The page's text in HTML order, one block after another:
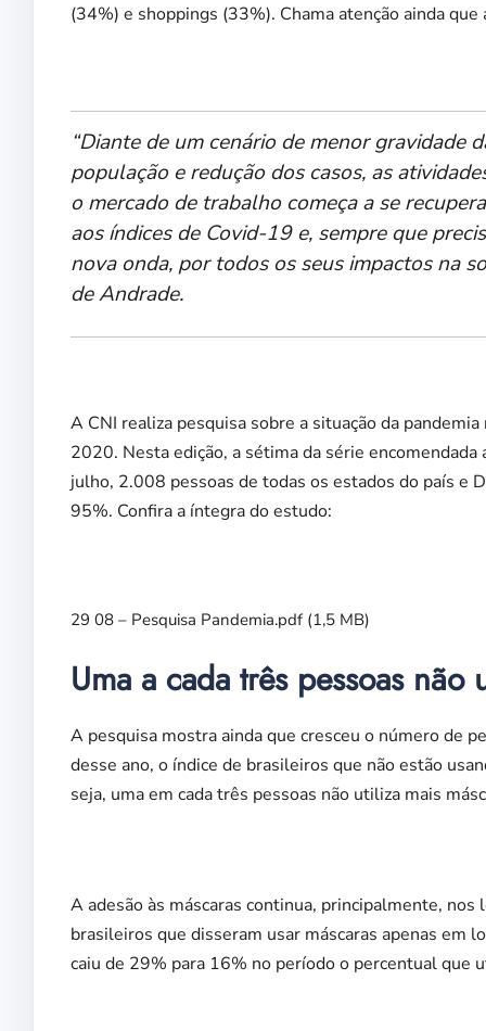
(34%) e shoppings (33%). Chama atenção ainda
“Diante de um cenário de menor gravidade
população e redução dos casos, as
o mercado de trabalho começa a se
aos índices de Covid-19 e, sempre que
nova onda, por todos os seus impactos na
de Andrade.
A CNI realiza pesquisa sobre a situação da
2020. Nesta edição, a sétima da série
julho, 2.008 pessoas de todas os estados do país e
95%. Confira a íntegra do estudo:
29 08 – Pesquisa Pandemia.pdf (1,5 MB)
Uma a cada três pessoas
A pesquisa mostra ainda que cresceu o número de
desse ano, o índice de brasileiros que não estão
seja, uma em cada três pessoas não utiliza mais
A adesão às máscaras continua, principalmente,
brasileiros que disseram usar máscaras apenas em
caiu de 29% para 16% no período o percentual que